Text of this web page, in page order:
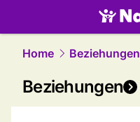
family.NAU.ch
Home Beziehungen
Beziehungen